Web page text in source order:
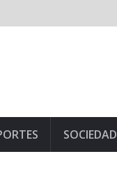
SOCIEDAD